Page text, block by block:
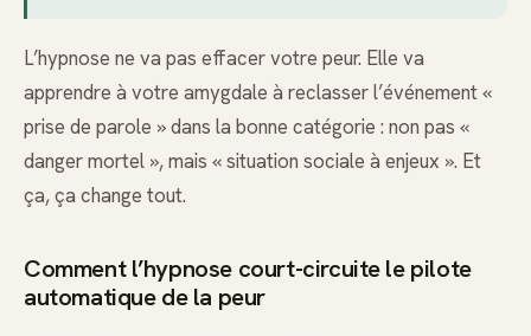
L’hypnose ne va pas effacer votre peur. Elle va
apprendre à votre amygdale à reclasser l’événement «
prise de parole » dans la bonne catégorie : non pas «
danger mortel », mais « situation sociale à enjeux ». Et
ça, ça change tout.
Comment l’hypnose court-circuite le pilote
automatique de la peur